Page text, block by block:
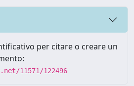
per citare o creare un
11571/122496